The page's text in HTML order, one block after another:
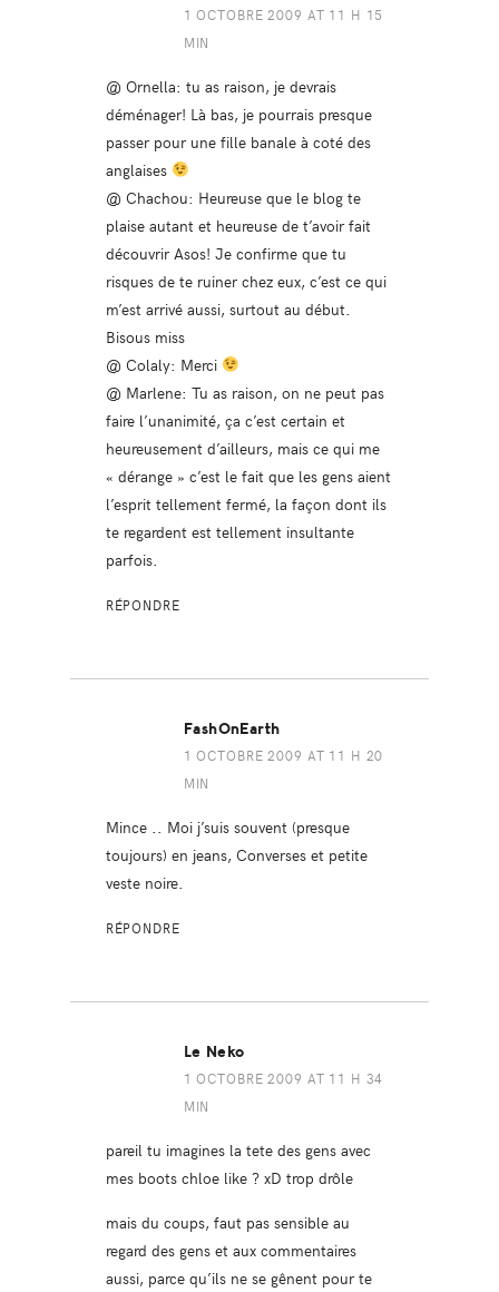
1 OCTOBRE 2009 AT 11 H 15
MIN
@ Ornella: tu as raison, je devrais
déménager! Là bas, je pourrais presque
passer pour une fille banale à coté des
anglaises
@ Chachou: Heureuse que le blog te
plaise autant et heureuse de t’avoir fait
découvrir Asos! Je confirme que tu
risques de te ruiner chez eux, c’est ce qui
m’est arrivé aussi, surtout au début.
Bisous miss
@ Colaly: Merci
@ Marlene: Tu as raison, on ne peut pas
faire l’unanimité, ça c’est certain et
heureusement d’ailleurs, mais ce qui me
« dérange » c’est le fait que les gens aient
l’esprit tellement fermé, la façon dont ils
te regardent est tellement insultante
parfois.
RÉPONDRE
FashOnEarth
1 OCTOBRE 2009 AT 11 H 20
MIN
Mince .. Moi j’suis souvent (presque
toujours) en jeans, Converses et petite
veste noire.
RÉPONDRE
Le Neko
1 OCTOBRE 2009 AT 11 H 34
MIN
pareil tu imagines la tete des gens avec
mes boots chloe like ? xD trop drôle
mais du coups, faut pas sensible au
regard des gens et aux commentaires
aussi, parce qu’ils ne se gênent pour te